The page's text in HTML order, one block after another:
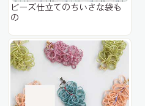
ビーズ仕立てのちいさな袋も
の